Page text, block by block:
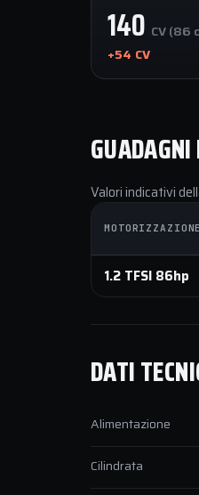
140 CV (86
+54 CV
Valori indicativi
MOTORIZZAZIONE
1.2 TFSI 86hp
DATI
Alimentazione
Cilindrata